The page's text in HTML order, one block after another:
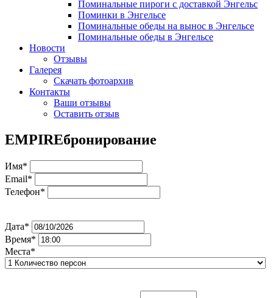
Поминальные пироги с доставкой Энгельс
Поминки в Энгельсе
Поминальные обеды на вынос в Энгельсе
Поминальные обеды в Энгельсе
Новости
Отзывы
Галерея
Скачать фотоархив
Контакты
Ваши отзывы
Оставить отзыв
EMPIREбронирование
Имя*
Email*
Телефон*
Дата*
Время*
Места*